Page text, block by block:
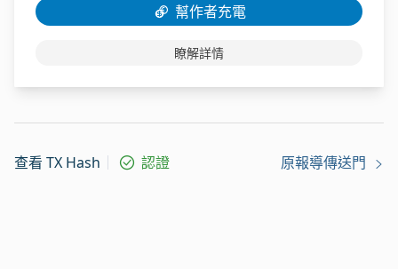
幫作者充電
瞭解詳情
查看 TX Hash 認證 原報導傳送門